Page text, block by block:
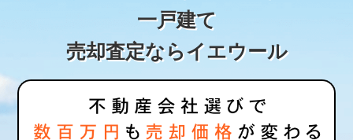
一戸建て
売却査定ならイエウール